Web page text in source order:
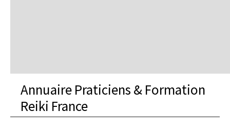
Annuaire Praticiens & Formation
Reiki France